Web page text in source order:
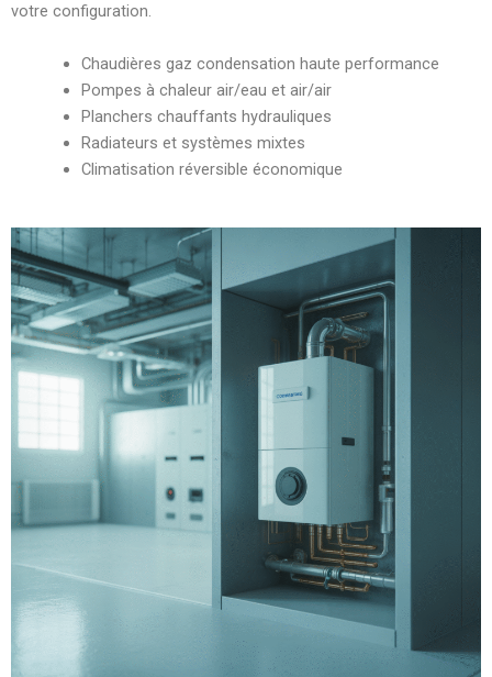
votre configuration.
Chaudières gaz condensation haute performance
Pompes à chaleur air/eau et air/air
Planchers chauffants hydrauliques
Radiateurs et systèmes mixtes
Climatisation réversible économique